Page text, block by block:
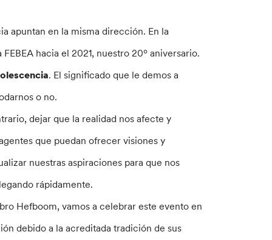
apuntan en la misma dirección. En la
hacia el 2021, nuestro 20º aniversario.
. El significado que le demos a
o no.
dejar que la realidad nos afecte y
que puedan ofrecer visiones y
nuestras aspiraciones para que nos
rápidamente.
Hefboom, vamos a celebrar este evento en
debido a la acreditada tradición de sus